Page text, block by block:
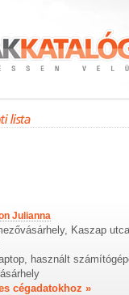
Julianna
Kaszap
használt
cégadatokhoz »